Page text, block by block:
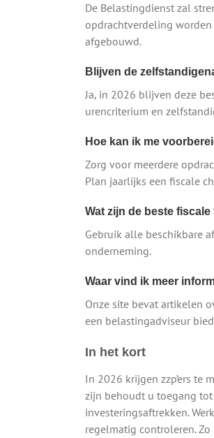
De Belastingdienst zal
opdrachtverdeling
afgebouwd.
Blijven de
Ja, in 2026 blijven deze
urencriterium en
Hoe kan ik me
Zorg voor meerdere
Plan jaarlijks een fiscale
Wat zijn de beste fiscale
Gebruik alle beschikbare
onderneming.
Waar vind ik meer
Onze site bevat artikelen
een belastingadviseur
In het kort
In 2026 krijgen zzp’ers te
zijn behoudt u toegang
investeringsaftrekken.
regelmatig controleren.